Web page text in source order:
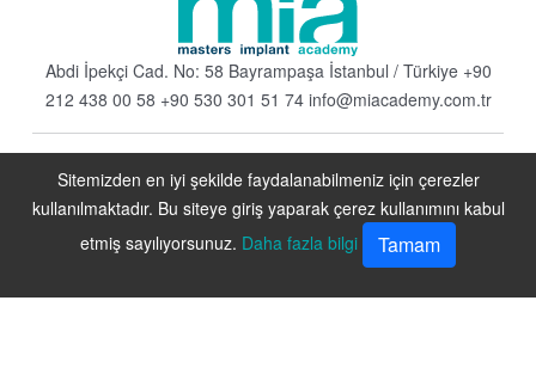
Abdi İpekçi Cad. No: 58 Bayrampaşa İstanbul / Türkiye +90
212 438 00 58 +90 530 301 51 74 info@miacademy.com.tr
Sitemizden en iyi şekilde faydalanabilmeniz için çerezler
kullanılmaktadır. Bu siteye giriş yaparak çerez kullanımını kabul
etmiş sayılıyorsunuz. Daha fazla bilgi Tamam